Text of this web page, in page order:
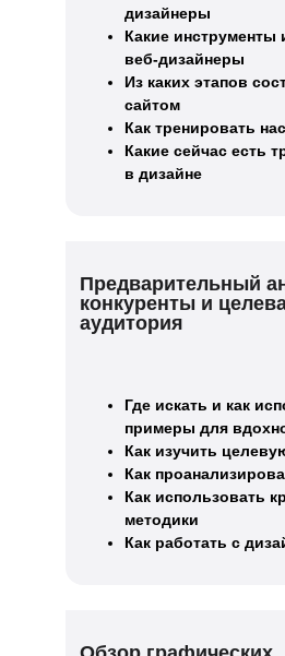
дизайнеры
Какие инструменты
веб-дизайнеры
Из каких этапов
сайтом
Как тренировать
Какие сейчас есть
в дизайне
Предварительный
конкуренты и
аудитория
Где искать и как
примеры для
Как изучить
Как
Как использовать
методики
Как работать с